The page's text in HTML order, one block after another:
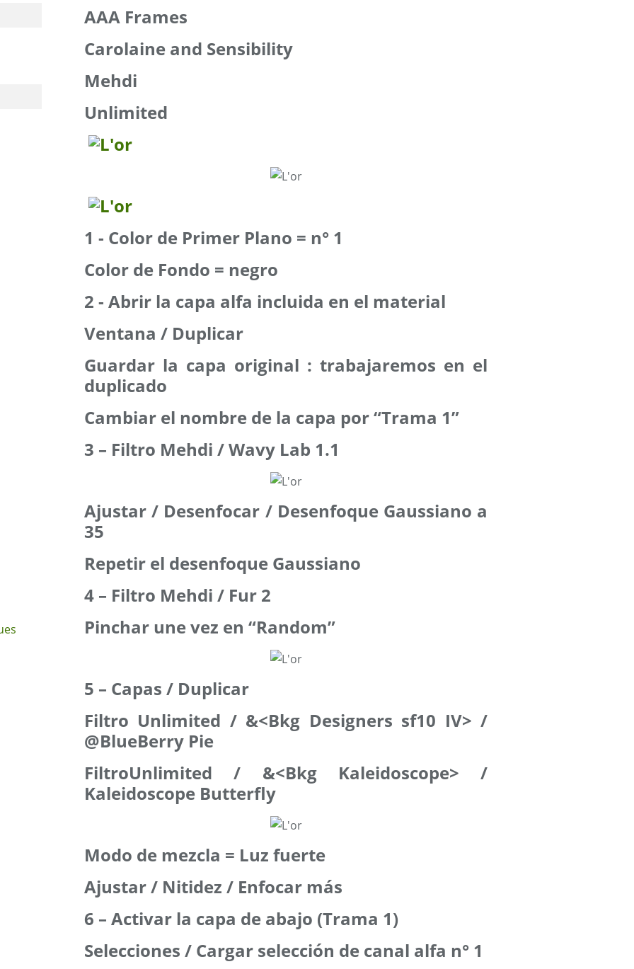
AAA Frames
Carolaine and Sensibility
Mehdi
Unlimited
1 - Color de Primer Plano = n° 1
Color de Fondo = negro
2 - Abrir la capa alfa incluida en el material
Ventana / Duplicar
Guardar la capa original : trabajaremos en el
duplicado
Cambiar el nombre de la capa por “Trama 1”
3 – Filtro Mehdi / Wavy Lab 1.1
Ajustar / Desenfocar / Desenfoque Gaussiano a
35
Repetir el desenfoque Gaussiano
4 – Filtro Mehdi / Fur 2
Pinchar une vez en “Random”
5 – Capas / Duplicar
Filtro Unlimited / &<Bkg Designers sf10 IV> /
@BlueBerry Pie
FiltroUnlimited / &<Bkg Kaleidoscope> /
Kaleidoscope Butterfly
Modo de mezcla = Luz fuerte
Ajustar / Nitidez / Enfocar más
6 – Activar la capa de abajo (Trama 1)
Selecciones / Cargar selección de canal alfa n° 1